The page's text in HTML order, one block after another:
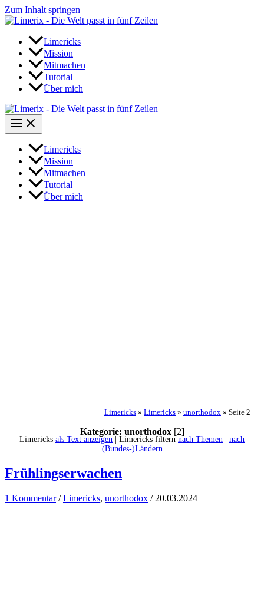
Zum Inhalt springen
Limericks
Mission
Mitmachen
Tutorial
Über mich
Limericks
Mission
Mitmachen
Tutorial
Über mich
Limericks » Limericks » unorthodox » Seite 2
Kategorie: unorthodox[2]
Limericks als Text anzeigen | Limericks filternnach Themen | nach
(Bundes-)Ländern
Frühlingserwachen
1 Kommentar /Limericks, unorthodox / 20.03.2024